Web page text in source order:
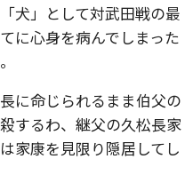
犬」として対武田戦の最
に心身を病んでしまった
に命じられるまま伯父の
するわ、継父の久松長家
家康を見限り隠居してし